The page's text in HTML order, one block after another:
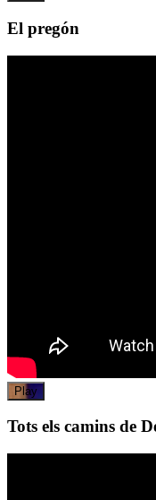
El pregón
Play
Tots els camins de